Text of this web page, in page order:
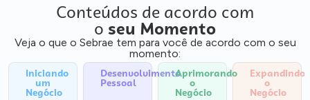
Conteúdos de acordo com
o seu Momento
Veja o que o Sebrae tem para você de acordo com o seu
momento:
Iniciando
um
Negócio
Desenvolvimento
Pessoal
Aprimorando
o
Negócio
Expandindo
o
Negócio